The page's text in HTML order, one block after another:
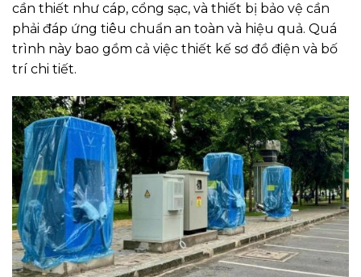
cần thiết như cáp, cổng sạc, và thiết bị bảo vệ cần
phải đáp ứng tiêu chuẩn an toàn và hiệu quả. Quá
trình này bao gồm cả việc thiết kế sơ đồ điện và bố
trí chi tiết.